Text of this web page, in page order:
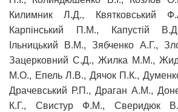
Килимник Л.Д., Квятковський
Карпінський П.М., Капустій
Ільницький В.М., Зябченко А.Г.,
Зацерковний С.Д., Жилка М.М.,
М.О., Епель Л.В., Дячок П.К.,
Драчевський Р.П., Драган А.М.,
К.Г., Свистур Ф.М., Сверидюк